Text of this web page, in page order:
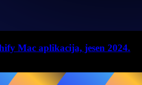
Mac aplikacija, jesen 2024.